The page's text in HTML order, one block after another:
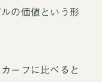
の価値という形
ーフに比べると